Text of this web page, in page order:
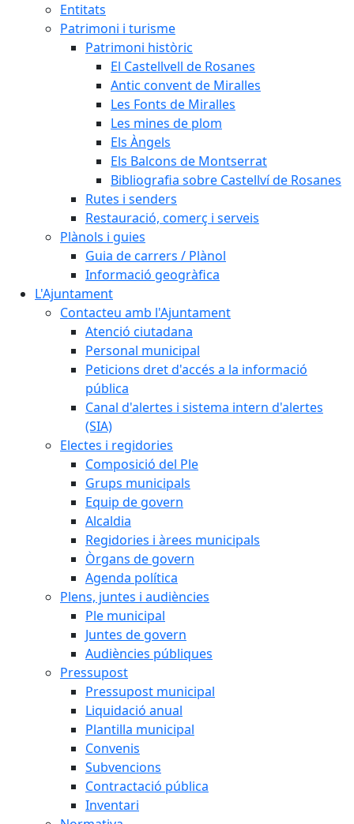
Entitats
Patrimoni i turisme
Patrimoni històric
El Castellvell de Rosanes
Antic convent de Miralles
Les Fonts de Miralles
Les mines de plom
Els Àngels
Els Balcons de Montserrat
Bibliografia sobre Castellví de Rosanes
Rutes i senders
Restauració, comerç i serveis
Plànols i guies
Guia de carrers / Plànol
Informació geogràfica
L'Ajuntament
Contacteu amb l'Ajuntament
Atenció ciutadana
Personal municipal
Peticions dret d'accés a la informació
pública
Canal d'alertes i sistema intern d'alertes
(SIA)
Electes i regidories
Composició del Ple
Grups municipals
Equip de govern
Alcaldia
Regidories i àrees municipals
Òrgans de govern
Agenda política
Plens, juntes i audiències
Ple municipal
Juntes de govern
Audiències públiques
Pressupost
Pressupost municipal
Liquidació anual
Plantilla municipal
Convenis
Subvencions
Contractació pública
Inventari